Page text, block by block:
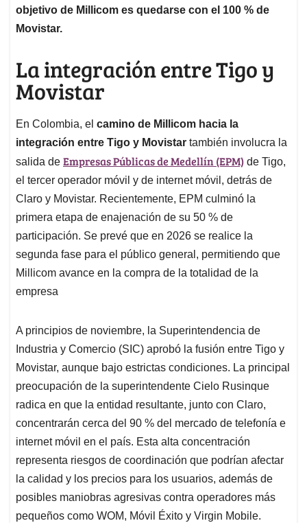
objetivo de Millicom es quedarse con el 100 % de
Movistar.
La integración entre Tigo y
Movistar
En Colombia, el camino de Millicom hacia la
integración entre Tigo y Movistar también involucra la
salida de Empresas Públicas de Medellín (EPM) de Tigo,
el tercer operador móvil y de internet móvil, detrás de
Claro y Movistar. Recientemente, EPM culminó la
primera etapa de enajenación de su 50 % de
participación. Se prevé que en 2026 se realice la
segunda fase para el público general, permitiendo que
Millicom avance en la compra de la totalidad de la
empresa
A principios de noviembre, la Superintendencia de
Industria y Comercio (SIC) aprobó la fusión entre Tigo y
Movistar, aunque bajo estrictas condiciones. La principal
preocupación de la superintendente Cielo Rusinque
radica en que la entidad resultante, junto con Claro,
concentrarán cerca del 90 % del mercado de telefonía e
internet móvil en el país. Esta alta concentración
representa riesgos de coordinación que podrían afectar
la calidad y los precios para los usuarios, además de
posibles maniobras agresivas contra operadores más
pequeños como WOM, Móvil Éxito y Virgin Mobile.